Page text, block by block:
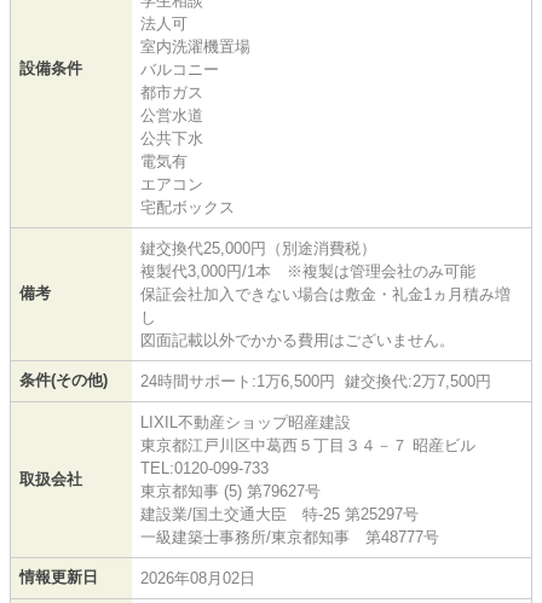
設備条件
法人可
室内洗濯機置場
バルコニー
都市ガス
公営水道
公共下水
電気有
エアコン
宅配ボックス
備考
鍵交換代25,000円（別途消費税）
複製代3,000円/1本 ※複製は管理会社のみ可能
保証会社加入できない場合は敷金・礼金1ヵ月積み増
し
図面記載以外でかかる費用はございません。
条件(その他) 24時間サポート:1万6,500円 鍵交換代:2万7,500円
取扱会社
LIXIL不動産ショップ昭産建設
東京都江戸川区中葛西５丁目３４－７ 昭産ビル
TEL:0120-099-733
東京都知事 (5) 第79627号
建設業/国土交通大臣 特-25 第25297号
一級建築士事務所/東京都知事 第48777号
情報更新日 2026年08月02日